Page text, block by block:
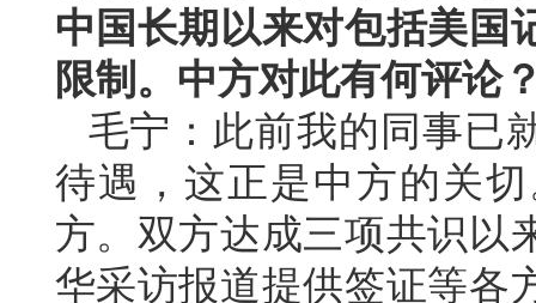
中国长期以来对包括美国
限制。中方对此有何评论
毛宁：此前我的同事已
待遇，这正是中方的关
方。双方达成三项共识以
华采访报道提供签证等各